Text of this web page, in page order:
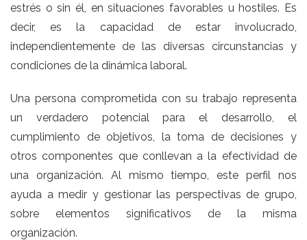
estrés o sin él, en situaciones favorables u hostiles. Es
decir, es la capacidad de estar involucrado,
independientemente de las diversas circunstancias y
condiciones de la dinámica laboral.
Una persona comprometida con su trabajo representa
un verdadero potencial para el desarrollo, el
cumplimiento de objetivos, la toma de decisiones y
otros componentes que conllevan a la efectividad de
una organización. Al mismo tiempo, este perfil nos
ayuda a medir y gestionar las perspectivas de grupo,
sobre elementos significativos de la misma
organización.